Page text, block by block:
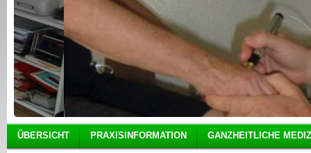
ÜBERSICHT PRAXISINFORMATION GANZHEITLICHE